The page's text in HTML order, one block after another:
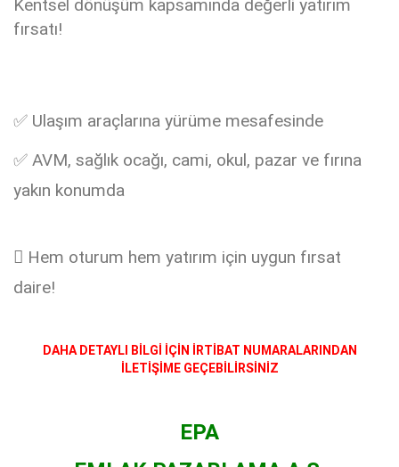
Kentsel dönüşüm kapsamında değerli yatırım
fırsatı!
✅ Ulaşım araçlarına yürüme mesafesinde
✅ AVM, sağlık ocağı, cami, okul, pazar ve fırına
yakın konumda
 Hem oturum hem yatırım için uygun fırsat
daire!
DAHA DETAYLI B İLGİ İÇİN İRTİBAT NUMARALARINDAN
İLETİŞİME GEÇEBİLİRSİNİZ
EPA